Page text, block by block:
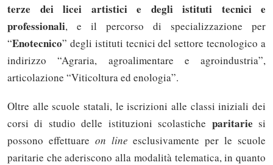
terze dei licei artistici e degli istituti tecnici e
professionali, e il percorso di specializzazione per
“Enotecnico” degli istituti tecnici del settore tecnologico a
indirizzo “Agraria, agroalimentare e agroindustria”,
articolazione “Viticoltura ed enologia”.
Oltre alle scuole statali, le iscrizioni alle classi iniziali dei
corsi di studio delle istituzioni scolastiche paritariesi
possono effettuare on lineesclusivamente per le scuole
paritarie che aderiscono alla modalità telematica, in quanto